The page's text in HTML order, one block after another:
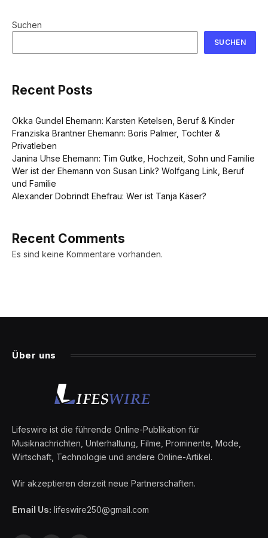
Suchen
SUCHEN
Recent Posts
Okka Gundel Ehemann: Karsten Ketelsen, Beruf & Kinder
Franziska Brantner Ehemann: Boris Palmer, Tochter &
Privatleben
Janina Uhse Ehemann: Tim Gutke, Hochzeit, Sohn und Familie
Wer ist der Ehemann von Susan Link? Wolfgang Link, Beruf
und Familie
Alexander Dobrindt Ehefrau: Wer ist Tanja Käser?
Recent Comments
Es sind keine Kommentare vorhanden.
Über uns
Lifeswire ist die führende Online-Publikation für
Musiknachrichten, Unterhaltung, Filme, Prominente, Mode,
Wirtschaft, Technologie und andere Online-Artikel.
Wir akzeptieren derzeit neue Partnerschaften.
Email Us: lifeswire250@gmail.com